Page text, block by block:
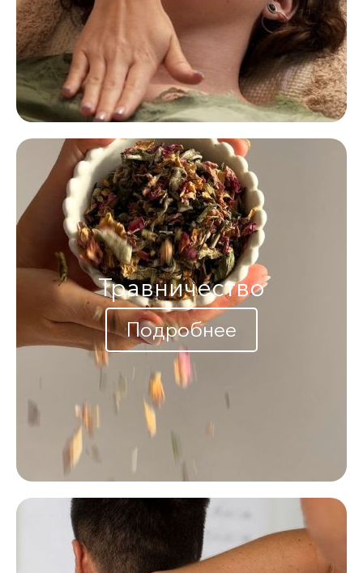
Травничество
Подробнее